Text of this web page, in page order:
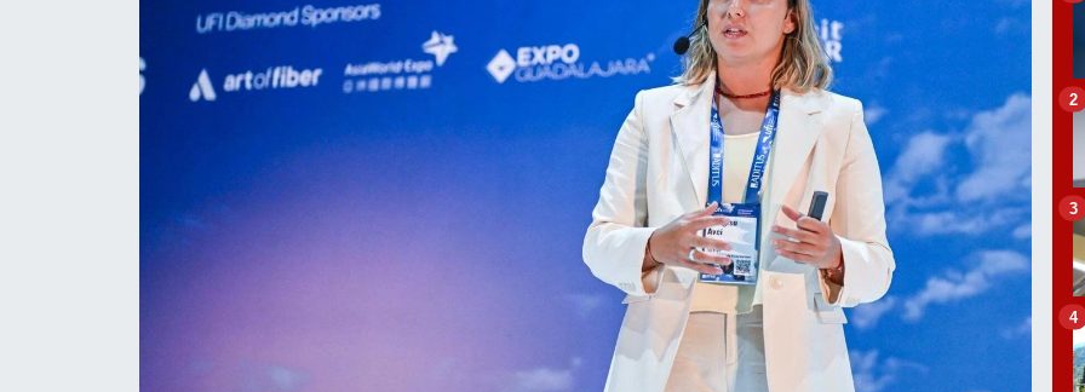
2
3
4